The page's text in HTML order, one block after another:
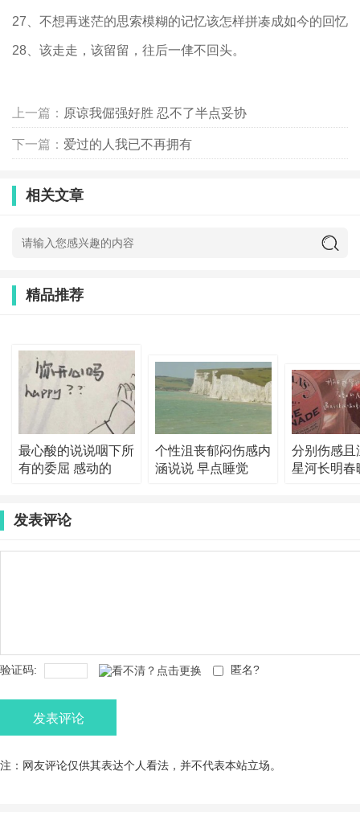
27、不想再迷茫的思索模糊的记忆该怎样拼凑成如今的回忆
28、该走走，该留留，往后一侓不回头。
上一篇： 原谅我倔强好胜 忍不了半点妥协
下一篇： 爱过的人我已不再拥有
相关文章
精品推荐
最心酸的说说咽下所
有的委屈 感动的
个性沮丧郁闷伤感内
涵说说 早点睡觉
分别伤感且
星河长明春
发表评论
验证码: 匿名?
发表评论
注：网友评论仅供其表达个人看法，并不代表本站立场。